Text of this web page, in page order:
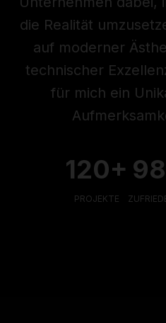
die Realität
auf moderner
technischer
für mich ein
120+
PROJEKTE